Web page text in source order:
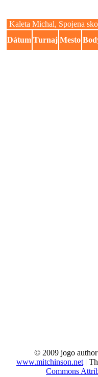
Kaleta Michal, Spojena
Dátum Turnaj Mesto
© 2009 jogo
www.mitchinson.net |
Commons